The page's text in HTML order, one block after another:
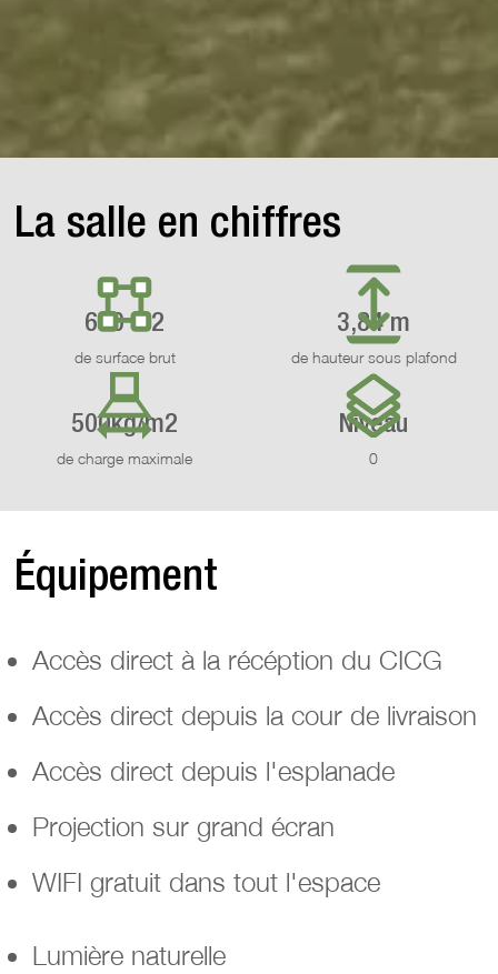
La salle en chiffres
600 m2
de surface brut
3,84 m
de hauteur sous plafond
500kg/m2
de charge maximale
Niveau
0
Équipement
Accès direct à la récéption du CICG
Accès direct depuis la cour de livraison
Accès direct depuis l'esplanade
Projection sur grand écran
WIFI gratuit dans tout l'espace
Lumière naturelle